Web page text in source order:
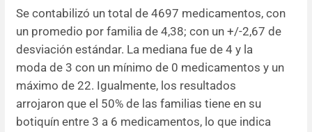
Se contabilizó un total de 4697 medicamentos, con
un promedio por familia de 4,38; con un +/-2,67 de
desviación estándar. La mediana fue de 4 y la
moda de 3 con un mínimo de 0 medicamentos y un
máximo de 22. Igualmente, los resultados
arrojaron que el 50% de las familias tiene en su
botiquín entre 3 a 6 medicamentos, lo que indica